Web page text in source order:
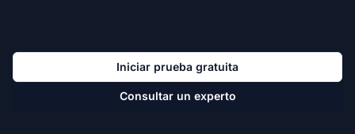
Iniciar prueba gratuita
Consultar un experto